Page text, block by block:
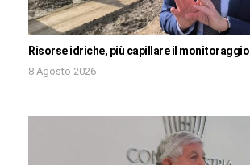
Risorse idriche, più capillare il monitoraggio
8 Agosto 2026